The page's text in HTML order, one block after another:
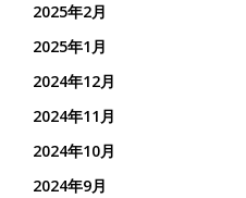
2025年2月
2025年1月
2024年12月
2024年11月
2024年10月
2024年9月